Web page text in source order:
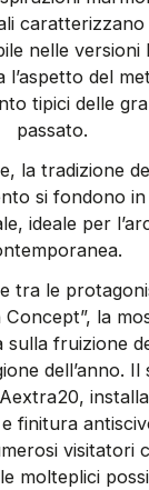
nelle versioni
l’aspetto del
tipici delle
passato.
la tradizione
si fondono
ideale per
tra le
la
sulla fruizione
dell’anno. Il
finitura
visitatori
molteplici